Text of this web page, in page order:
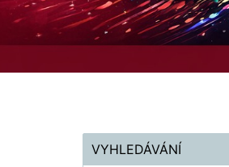
VYHLEDÁVÁNÍ